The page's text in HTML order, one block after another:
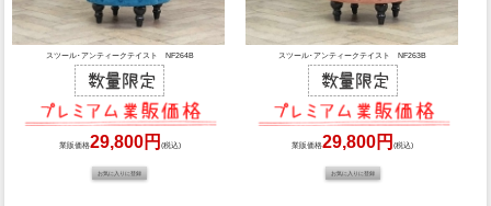
スツール･アンティークテイスト NF264B
業販価格29,800円 (税込)
スツール･アンティークテイスト NF263B
業販価格29,800円(税込)